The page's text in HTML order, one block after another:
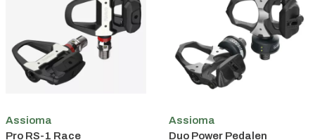
Assioma
Pro RS-1 Race
Assioma
Duo Power Pedalen